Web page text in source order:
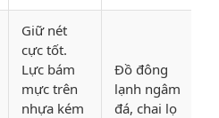
Giữ nét
cực tốt.
Lực bám
mực trên
nhựa kém
Đồ đông
lạnh ngâm
đá, chai lọ